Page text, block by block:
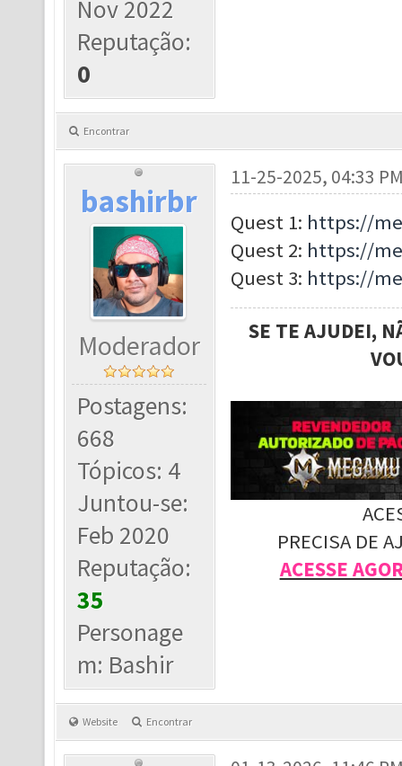
Nov 2022
Reputação:
0
Encontrar
bashirbr
Moderador
Postagens:
668
Tópicos: 4
Juntou-se:
Feb 2020
Reputação:
35
Personage
m: Bashir
11-25-2025, 04:33
Quest 1: https://
Quest 2: https://
Quest 3: https://
SE TE AJUDEI,
PRECISA DE
ACESSE
Website Encontrar